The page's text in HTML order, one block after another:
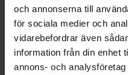
och annonserna till
för sociala medier och
vidarebefordrar även
information från din enhet
annons- och